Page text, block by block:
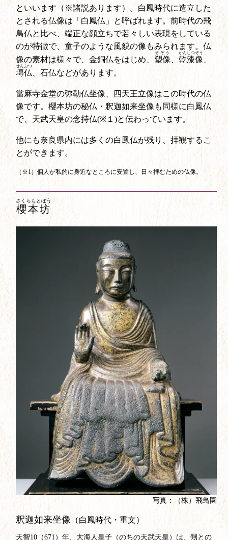
といいます（※諸説あります）。白鳳時代に造立した
とされる仏像は「白鳳仏」と呼ばれます。前時代の飛
鳥仏と比べ、端正な顔立ちで若々しい表現をしている
のが特徴で、童子のような風貌の像もみられます。仏
像の素材は様々で、金銅仏をはじめ、 塑像
そぞう
、乾漆像
かんしつぞう
、
塼仏
せんぶつ
、石仏などがあります。
當麻寺金堂の弥勒仏坐像、四天王立像はこの時代の仏
像です。櫻本坊の秘仏・釈迦如来坐像も同様に白鳳仏
で、天武天皇の念持仏(※１)と伝わっています。
他にも奈良県内には多くの白鳳仏が残り、拝観するこ
とができます。
（※1）個人が私的に身近なところに安置し、日々拝むための仏像。
櫻本坊
さくらもとぼう
写真：（株）飛鳥園
釈迦如来坐像 （白鳳時代・重文）
天智10（671）年、大海人皇子（のちの天武天皇）は、甥との